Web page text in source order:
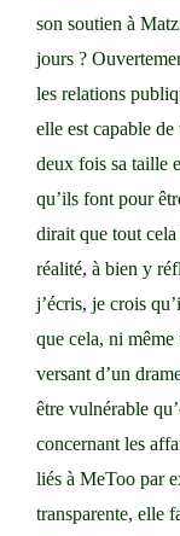
son soutien à
jours ?
les relations
elle est capable
deux fois sa taille
qu’ils font pour
dirait que tout
réalité, à bien y
j’écris, je crois
que cela, ni
versant d’un
être vulnérable
concernant les
liés à MeToo par
transparente, elle